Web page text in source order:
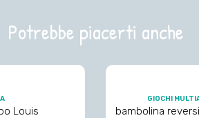
Potrebbe piacerti anche
Louis
GIOCHI
bambolina